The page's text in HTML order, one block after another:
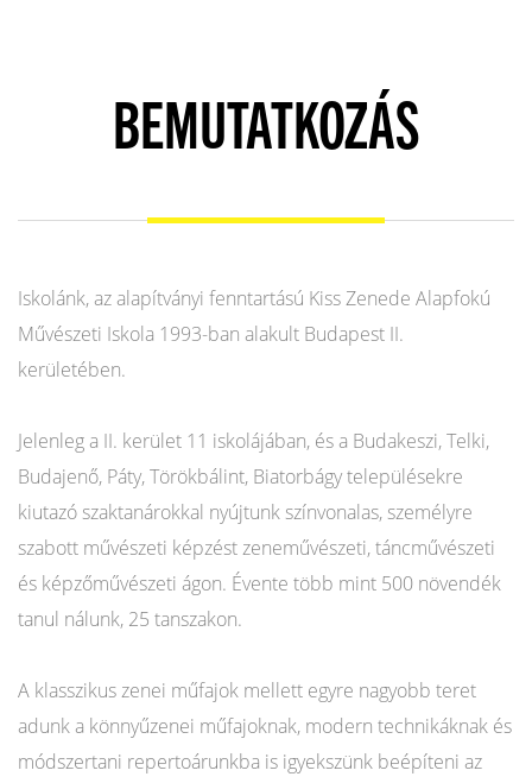
BEMUTATKOZÁS
Iskolánk, az alapítványi fenntartású Kiss Zenede Alapfokú
Művészeti Iskola 1993-ban alakult Budapest II.
kerületében.
Jelenleg a II. kerület 11 iskolájában, és a Budakeszi, Telki,
Budajenő, Páty, Törökbálint, Biatorbágy településekre
kiutazó szaktanárokkal nyújtunk színvonalas, személyre
szabott művészeti képzést zeneművészeti, táncművészeti
és képzőművészeti ágon. Évente több mint 500 növendék
tanul nálunk, 25 tanszakon.
A klasszikus zenei műfajok mellett egyre nagyobb teret
adunk a könnyűzenei műfajoknak, modern technikáknak és
módszertani repertoárunkba is igyekszünk beépíteni az